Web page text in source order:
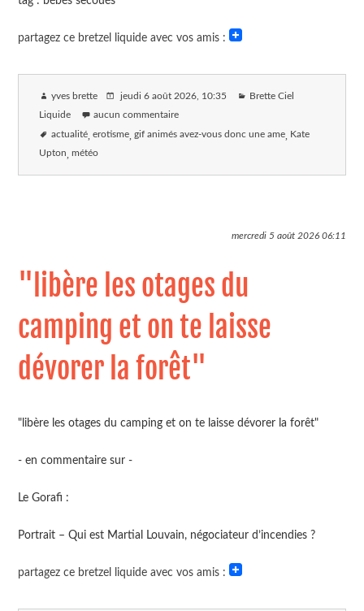
partagez ce bretzel liquide avec vos amis :
yves brette jeudi 6 août 2026 , 10:35 Brette Ciel
Liquide aucun commentaire
actualité erotisme gif animés avez-vous donc une ame Kate
Upton météo
mercredi 5 août 202606:11
"libère les otages du
camping et on te laisse
dévorer la forêt"
"libère les otages du camping et on te laisse dévorer la forêt"
- en commentaire sur -
Le Gorafi :
Portrait – Qui est Martial Louvain, négociateur d’incendies ? ⁠
partagez ce bretzel liquide avec vos amis :